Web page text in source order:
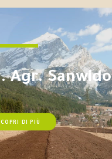
Agr. Sanwido
DI PIÙ